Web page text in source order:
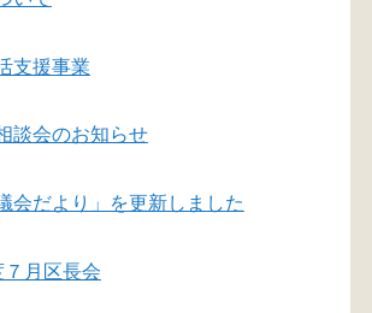
支援事業
談会のお知らせ
会だより」を更新しました
月区長会